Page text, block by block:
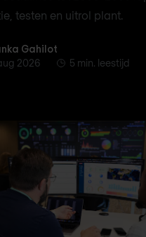
testen en uitrol plant.
Gahilot
2026
5 min. leestijd